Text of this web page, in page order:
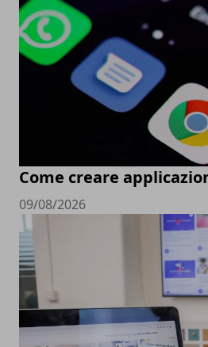
Come creare
09/08/2026